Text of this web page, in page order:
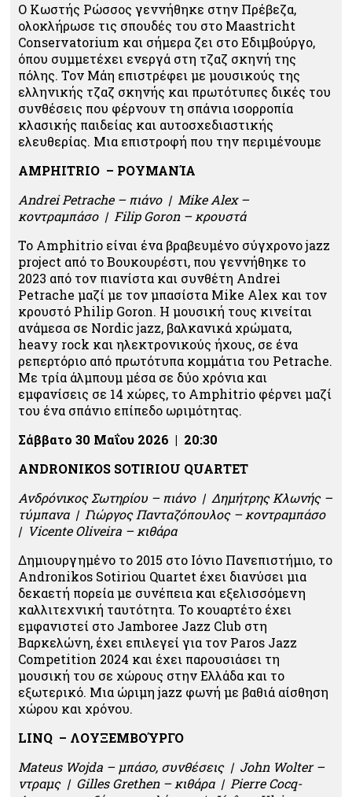
Ο Κωστής Ρώσσος γεννήθηκε στην Πρέβεζα,
ολοκλήρωσε τις σπουδές του στο Maastricht
Conservatorium και σήμερα ζει στο Εδιμβούργο,
όπου συμμετέχει ενεργά στη τζαζ σκηνή της
πόλης. Τον Μάη επιστρέφει με μουσικούς της
ελληνικής τζαζ σκηνής και πρωτότυπες δικές του
συνθέσεις που φέρνουν τη σπάνια ισορροπία
κλασικής παιδείας και αυτοσχεδιαστικής
ελευθερίας. Μια επιστροφή που την περιμένουμε
AMPHITRIO – ΡΟΥΜΑΝΊΑ
Andrei Petrache – πιάνο | Mike Alex –
κοντραμπάσο | Filip Goron – κρουστά
Το Amphitrio είναι ένα βραβευμένο σύγχρονο jazz
project από το Βουκουρέστι, που γεννήθηκε το
2023 από τον πιανίστα και συνθέτη Andrei
Petrache μαζί με τον μπασίστα Mike Alex και τον
κρουστό Philip Goron. Η μουσική τους κινείται
ανάμεσα σε Nordic jazz, βαλκανικά χρώματα,
heavy rock και ηλεκτρονικούς ήχους, σε ένα
ρεπερτόριο από πρωτότυπα κομμάτια του Petrache.
Με τρία άλμπουμ μέσα σε δύο χρόνια και
εμφανίσεις σε 14 χώρες, το Amphitrio φέρνει μαζί
του ένα σπάνιο επίπεδο ωριμότητας.
Σάββατο 30 Μαΐου 2026 | 20:30
ANDRONIKOS SOTIRIOU QUARTET
Ανδρόνικος Σωτηρίου – πιάνο | Δημήτρης Κλωνής –
τύμπανα | Γιώργος Πανταζόπουλος – κοντραμπάσο
| Vicente Oliveira – κιθάρα
Δημιουργημένο το 2015 στο Ιόνιο Πανεπιστήμιο, το
Andronikos Sotiriou Quartet έχει διανύσει μια
δεκαετή πορεία με συνέπεια και εξελισσόμενη
καλλιτεχνική ταυτότητα. Το κουαρτέτο έχει
εμφανιστεί στο Jamboree Jazz Club στη
Βαρκελώνη, έχει επιλεγεί για τον Paros Jazz
Competition 2024 και έχει παρουσιάσει τη
μουσική του σε χώρους στην Ελλάδα και το
εξωτερικό. Μια ώριμη jazz φωνή με βαθιά αίσθηση
χώρου και χρόνου.
LINQ – ΛΟΥΞΕΜΒΟΎΡΓΟ
Mateus Wojda – μπάσο, συνθέσεις | John Wolter –
ντραμς | Gilles Grethen – κιθάρα | Pierre Cocq-